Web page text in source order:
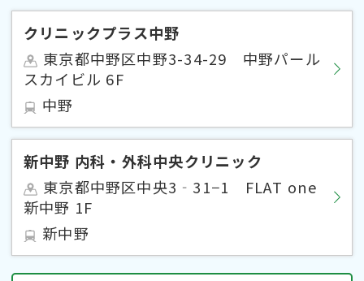
クリニックプラス中野
東京都中野区中野3-34-29 中野パール
スカイビル 6F
中野
新中野 内科・外科中央クリニック
東京都中野区中央3‐31−1 FLAT one
新中野 1F
新中野